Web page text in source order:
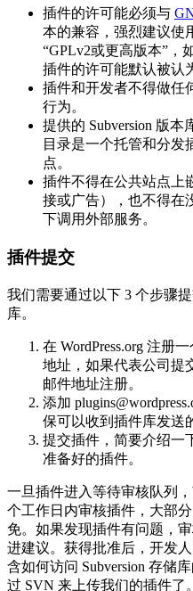
插件的许可能必须与
本的兼容，强烈建议使
“GPLv2或更高版本”，
插件的许可能默认被认
插件和开发者不得做任
行为。
提供的 Subversion 版本
目录是一个托管和分发
点。
插件不得在公共站点上
接或广告），也不得在
下调用外部服务。
插件提交
我们需要通过以下 3 个步骤
库。
在 WordPress.org 注册
地址，如果代表公司提
邮件地址注册。
添加
保可以收到插件库发送
提交插件，简要介绍一
准备好的插件。
一旦插件进入等待审核队列
个工作日内审核插件，大部
免。如果发现插件有问题，
进建议。获得批准后，开发
含如何访问 Subversion 存储
过 SVN 来上传我们的插件了。